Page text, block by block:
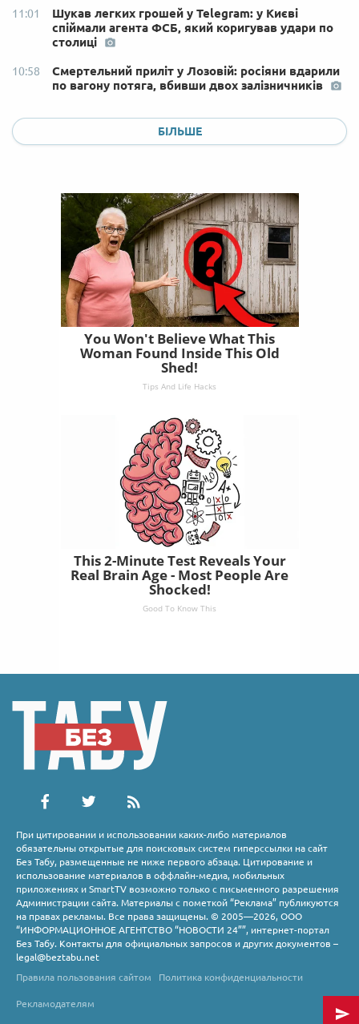
11:01
Шукав легких грошей у Telegram: у Києві
спіймали агента ФСБ, який коригував удари по
столиці
10:58
Смертельний приліт у Лозовій: росіяни вдарили
по вагону потяга, вбивши двох залізничників
БІЛЬШЕ
You Won't Believe What This
Woman Found Inside This Old
Shed!
Tips And Life Hacks
This 2-Minute Test Reveals Your
Real Brain Age - Most People Are
Shocked!
Good To Know This
При цитировании и использовании каких-либо материалов
обязательны открытые для поисковых систем гиперссылки на сайт
Без Табу, размещенные не ниже первого абзаца. Цитирование и
использование материалов в оффлайн-медиа, мобильных
приложениях и SmartTV возможно только с письменного разрешения
Администрации сайта. Материалы с пометкой “Реклама” публикуются
на правах рекламы. Все права защищены. © 2005—2026, ООО
“ИНФОРМАЦИОННОЕ АГЕНТСТВО “НОВОСТИ 24””, интернет-портал
Без Табу. Контакты для официальных запросов и других документов –
legal@beztabu.net
Правила пользования сайтом
Политика конфиденциальности
Рекламодателям